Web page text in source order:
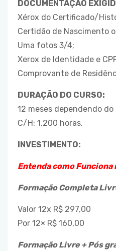
DOCUMENTAÇÃO
Xérox do Certificado/
Certidão de Nascimento
Uma fotos 3/4;
Xerox de Identidade e
Comprovante de
DURAÇÃO DO CURSO:
12 meses dependendo
C/H: 1.200 horas.
INVESTIMENTO:
Entenda como Funciona
Formação Completa
Valor 12x R$ 297,00
Por 12× R$ 160,00
Formação Livre + Pós